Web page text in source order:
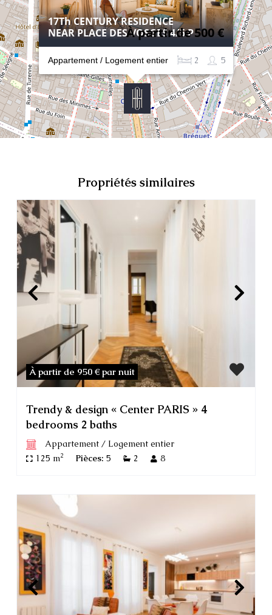
17Th CENTURY RESIDENCE
NEAR PLACE DES VOSGES 4/5 P
Appartement / Logement entier 5
2
À partir de 500 €
Propriétés similaires
À partir de 950 € par nuit
Trendy & design « Center PARIS » 4
bedrooms 2 baths
Appartement / Logement entier
125 m2 Pièces: 5 2 8